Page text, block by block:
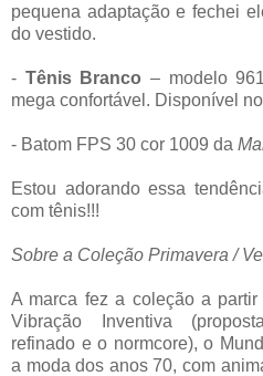
pequena adaptação e fechei
do vestido.
- Tênis Branco – modelo
mega confortável. Disponível
- Batom FPS 30 cor 1009 da
Estou adorando essa
com tênis!!!
Sobre a Coleção Primavera /
A marca fez a coleção a
Vibração Inventiva
refinado e o normcore), o
a moda dos anos 70, com